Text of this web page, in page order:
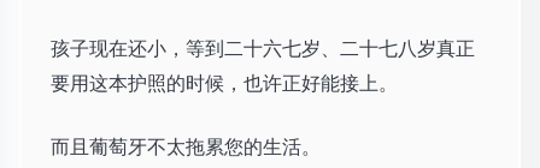
孩子现在还小，等到二十六七岁、二十七八岁真正
要用这本护照的时候，也许正好能接上。
而且葡萄牙不太拖累您的生活。